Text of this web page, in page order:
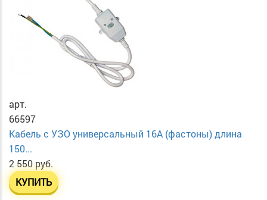
арт.
66597
Кабель с УЗО универсальный 16А (фастоны) длина
150...
2 550 руб.
КУПИТЬ